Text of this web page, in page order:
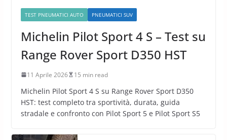
TEST PNEUMATICI AUTO PNEUMATICI SUV
Michelin Pilot Sport 4 S – Test su
Range Rover Sport D350 HST
11 Aprile 2026 15 min read
Michelin Pilot Sport 4 S su Range Rover Sport D350
HST: test completo tra sportività, durata, guida
stradale e confronto con Pilot Sport 5 e Pilot Sport S5